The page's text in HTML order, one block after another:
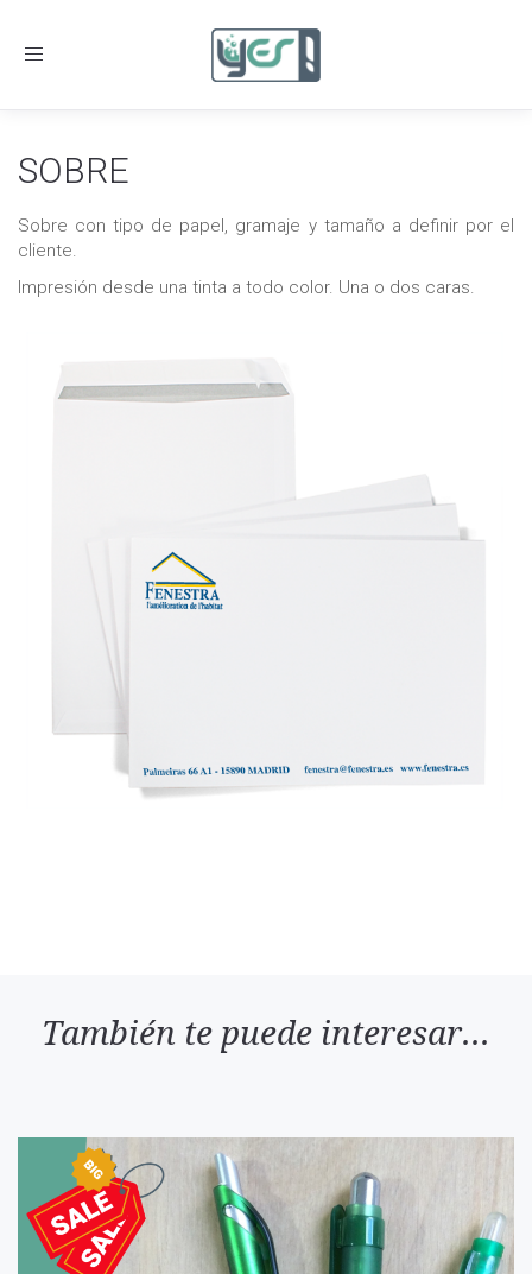
Toggle
SOBRE
Sobre con tipo de papel, gramaje y tamaño a definir por el
cliente.
Impresión desde una tinta a todo color. Una o dos caras.
También te puede interesar...